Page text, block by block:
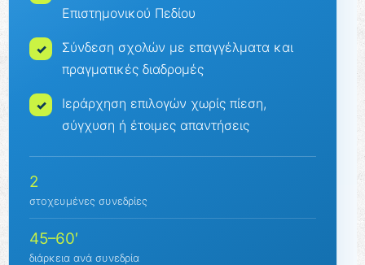
Επιστημονικού Πεδίου
Σύνδεση σχολών με επαγγέλματα και
πραγματικές διαδρομές
Ιεράρχηση επιλογών χωρίς πίεση,
σύγχυση ή έτοιμες απαντήσεις
2
στοχευμένες συνεδρίες
45–60′
διάρκεια ανά συνεδρία